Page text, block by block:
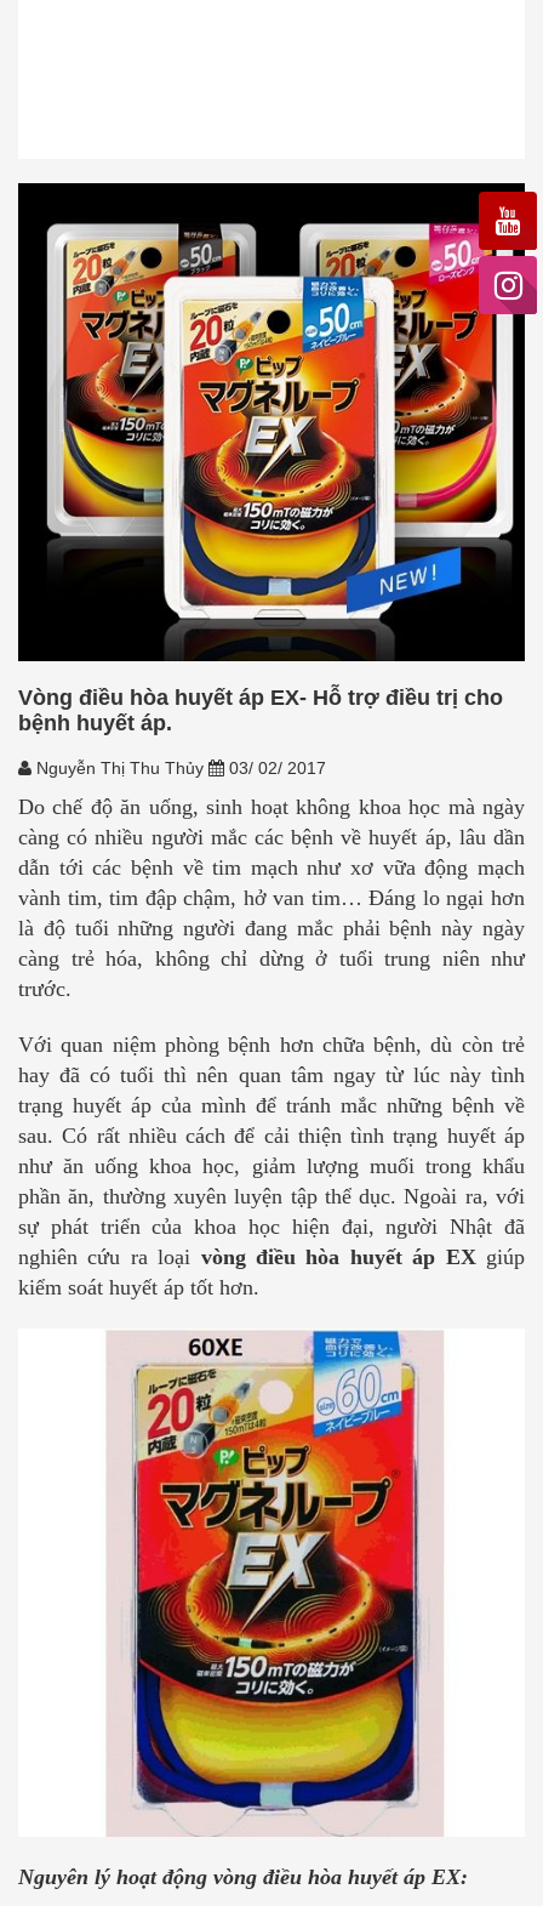
Vòng điều hòa huyết áp EX- Hỗ trợ điều trị cho
bệnh huyết áp.
Nguyễn Thị Thu Thủy 03/ 02/ 2017
Do chế độ ăn uống, sinh hoạt không khoa học mà ngày
càng có nhiều người mắc các bệnh về huyết áp, lâu dần
dẫn tới các bệnh về tim mạch như xơ vữa động mạch
vành tim, tim đập chậm, hở van tim… Đáng lo ngại hơn
là độ tuổi những người đang mắc phải bệnh này ngày
càng trẻ hóa, không chỉ dừng ở tuổi trung niên như
trước.
Với quan niệm phòng bệnh hơn chữa bệnh, dù còn trẻ
hay đã có tuổi thì nên quan tâm ngay từ lúc này tình
trạng huyết áp của mình để tránh mắc những bệnh về
sau. Có rất nhiều cách để cải thiện tình trạng huyết áp
như ăn uống khoa học, giảm lượng muối trong khẩu
phần ăn, thường xuyên luyện tập thể dục. Ngoài ra, với
sự phát triển của khoa học hiện đại, người Nhật đã
nghiên cứu ra loại vòng điều hòa huyết áp EX giúp
kiểm soát huyết áp tốt hơn.
Nguyên lý hoạt động vòng điều hòa huyết áp EX: